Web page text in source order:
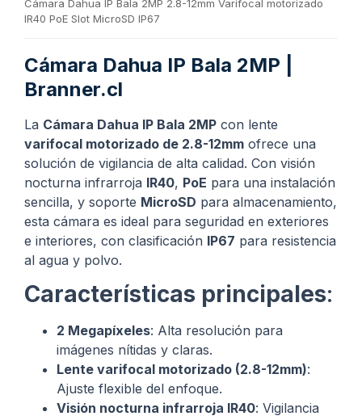
Cámara Dahua IP Bala 2MP 2.8-12mm Varifocal motorizado
IR40 PoE Slot MicroSD IP67
Cámara Dahua IP Bala 2MP |
Branner.cl
La Cámara Dahua IP Bala 2MP con lente
varifocal motorizado de 2.8-12mm ofrece una
solución de vigilancia de alta calidad. Con visión
nocturna infrarroja IR40, PoE para una instalación
sencilla, y soporte MicroSD para almacenamiento,
esta cámara es ideal para seguridad en exteriores
e interiores, con clasificación IP67 para resistencia
al agua y polvo.
Características principales:
2 Megapíxeles: Alta resolución para
imágenes nítidas y claras.
Lente varifocal motorizado (2.8-12mm):
Ajuste flexible del enfoque.
Visión nocturna infrarroja IR40: Vigilancia